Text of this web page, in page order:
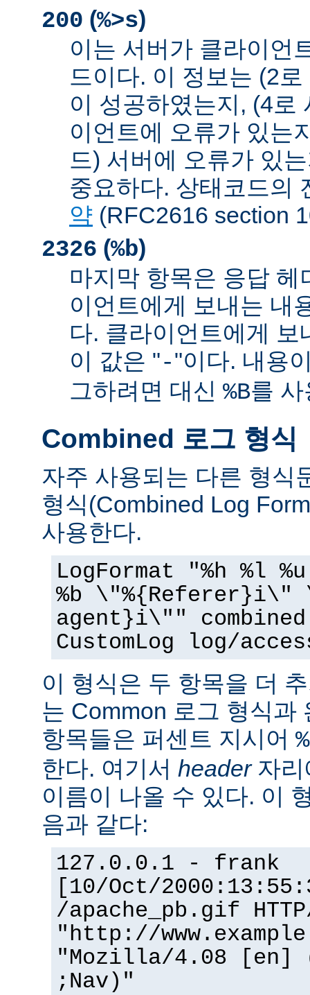
200 (%>s)
이는 서버가 클라이언
드이다. 이 정보는 (2
이 성공하였는지, (4로
이언트에 오류가 있는
드) 서버에 오류가 있
중요하다. 상태코드의
약 (RFC2616 section
2326 (%b)
마지막 항목은 응답
이언트에게 보내는 내
다. 클라이언트에게
이 값은 "-"이다. 내용
그하려면 대신 %B를
Combined 로그 형식
자주 사용되는 다른 형식
형식(Combined Log
사용한다.
LogFormat "%h %l
%b \"%{Referer}i\"
agent}i\"" combined
CustomLog log/
이 형식은 두 항목을 더
는 Common 로그 형식과
항목들은 퍼센트 지시어
한다. 여기서 header자리
이름이 나올 수 있다. 이
음과 같다:
127.0.0.1 - frank
[10/Oct/
/apache_pb.gif
"http://
"Mozilla/4.08 [en]
;Nav)"